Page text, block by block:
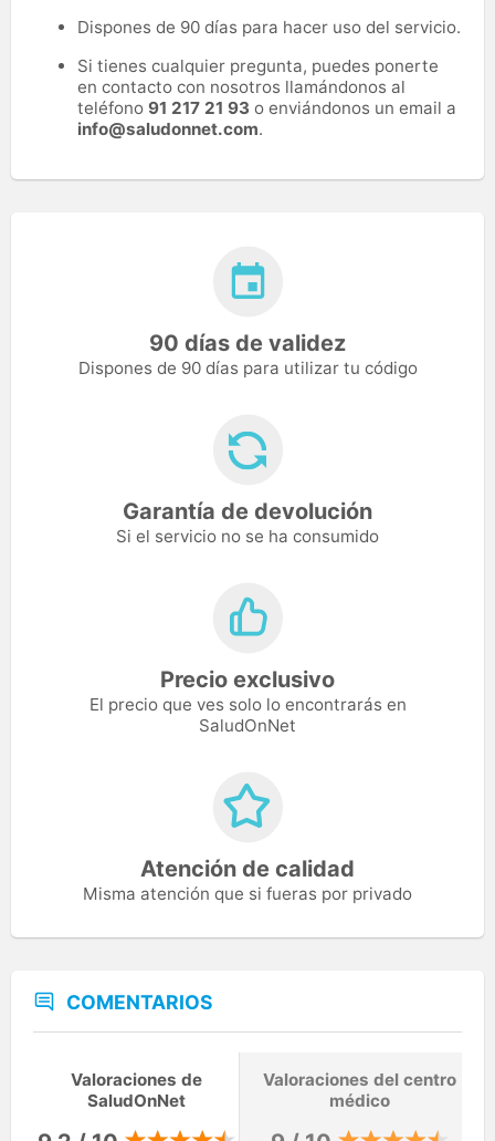
Dispones de 90 días para hacer uso del servicio.
Si tienes cualquier pregunta, puedes ponerte
en contacto con nosotros llamándonos al
teléfono 91 217 21 93 o enviándonos un email a
info@saludonnet.com.
90 días de validez
Dispones de 90 días para utilizar tu código
Garantía de devolución
Si el servicio no se ha consumido
Precio exclusivo
El precio que ves solo lo encontrarás en
SaludOnNet
Atención de calidad
Misma atención que si fueras por privado
COMENTARIOS
Valoraciones de
SaludOnNet
Valoraciones del centro
médico